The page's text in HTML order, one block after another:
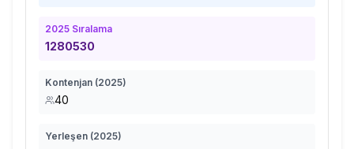
2025 Sıralama
1280530
Kontenjan (2025)
40
Yerleşen (2025)